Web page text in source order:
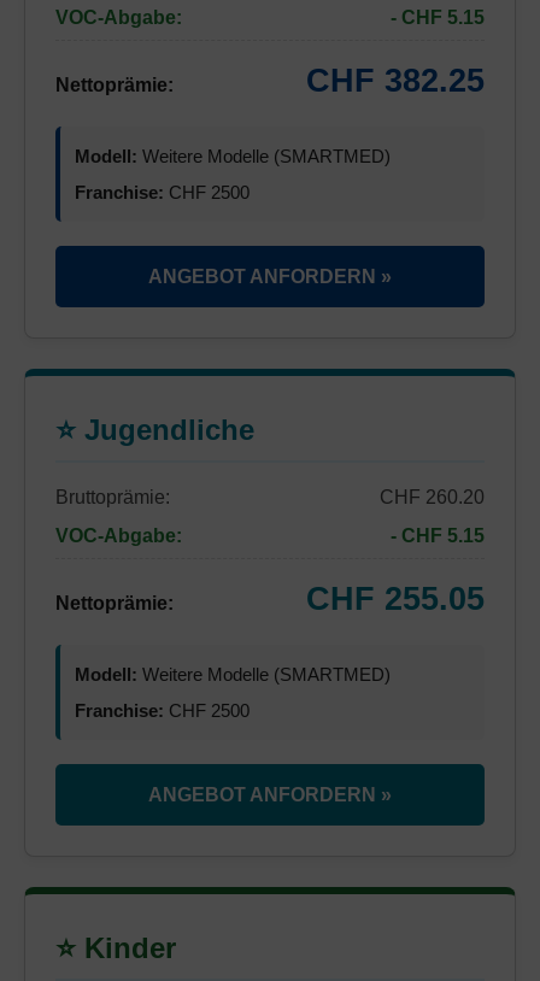
VOC-Abgabe:
- CHF 5.15
Nettoprämie: CHF 382.25
Modell: Weitere Modelle (SMARTMED)
Franchise: CHF 2500
ANGEBOT ANFORDERN »
⭐ Jugendliche
Bruttoprämie:
CHF 260.20
VOC-Abgabe:
- CHF 5.15
Nettoprämie: CHF 255.05
Modell: Weitere Modelle (SMARTMED)
Franchise: CHF 2500
ANGEBOT ANFORDERN »
⭐ Kinder